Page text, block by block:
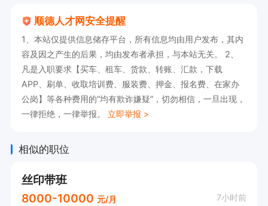
顺德人才网安全提醒
1、本站仅提供信息储存平台，所有信息均由用户发布，其内
容及因之产生的后果，均由发布者承担，与本站无关。 2、
凡是入职要求【买车、租车、货款、转账、汇款，下载
APP、刷单、收取培训费、服装费、押金、报名费、在家办
公岗】等各种费用的“均有欺诈嫌疑”，切勿相信，一旦出现，
一律拒绝，一律举报。 立即举报 >
相似的职位
丝印带班
8000-10000 元/月 7小时前